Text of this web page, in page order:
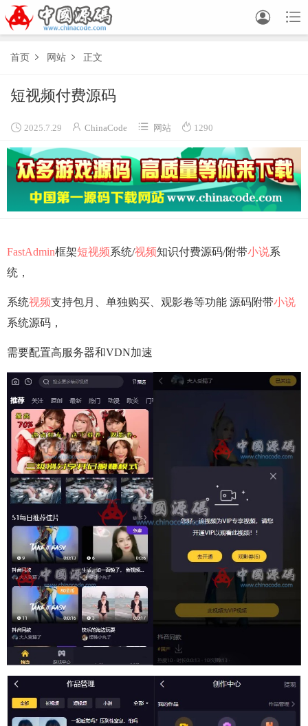


首页  网站  正文
短视频付费源码
 2025.7.29  ChinaCode  网站  1290
FastAdmin框架短视频系统/视频知识付费源码/附带小说系
统，
系统视频支持包月、单独购买、观影卷等功能 源码附带小说
系统源码，
需要配置高服务器和VDN加速